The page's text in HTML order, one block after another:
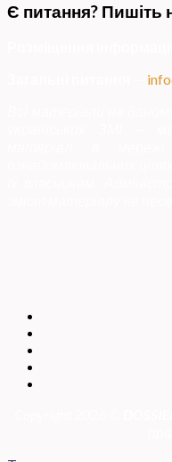
Є питання? Пишіть